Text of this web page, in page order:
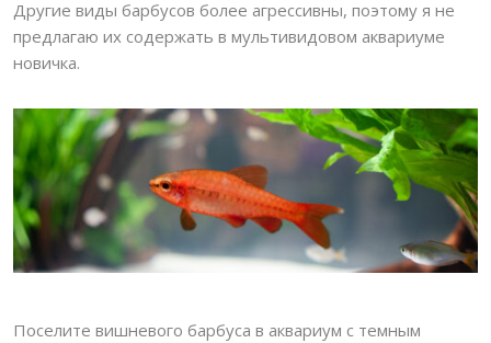
Другие виды барбусов более агрессивны, поэтому я не
предлагаю их содержать в мультивидовом аквариуме
новичка.
Поселите вишневого барбуса в аквариум с темным